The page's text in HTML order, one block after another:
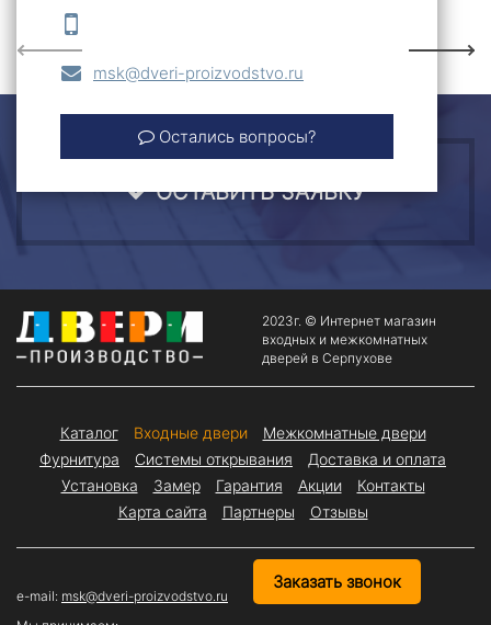
Previous Next
ОСТАВИТЬ ЗАЯВКУ
msk@dveri-proizvodstvo.ru
Остались вопросы?
2023г. © Интернет магазин
входных и межкомнатных
дверей в Серпухове
Каталог Входные двери
Межкомнатные двери
Фурнитура
Системы открывания
Доставка и оплата
Установка
Замер Гарантия Акции
Контакты
Карта сайта
Партнеры Отзывы
e-mail: msk@dveri-proizvodstvo.ru
Заказать звонок